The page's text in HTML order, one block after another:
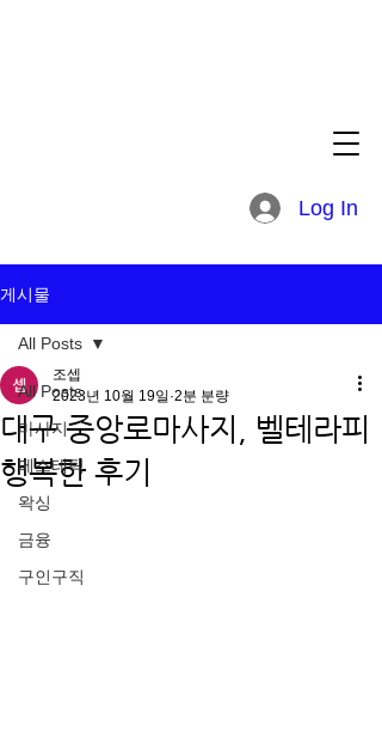
Log In
게시물
All Posts
마사지
에스테틱
왁싱
금융
구인구직
All Posts
대구 중앙로마사지, 벨테라피
행복한 후기
조셉
2023년 10월 19일 2분 분량